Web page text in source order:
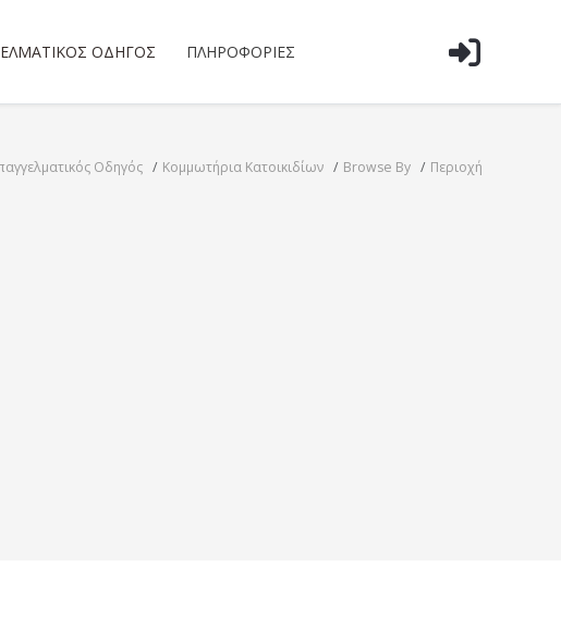
ΟΔΗΓΌΣ ΠΛΗΡΟΦΟΡΊΕΣ
Οδηγός Κομμωτήρια Κατοικιδίων Browse By Περιοχή